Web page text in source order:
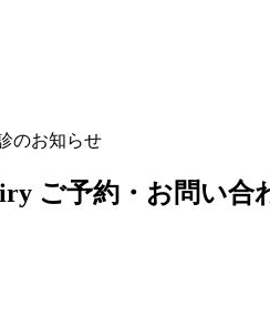
のお知らせ
ご予約・お問い合